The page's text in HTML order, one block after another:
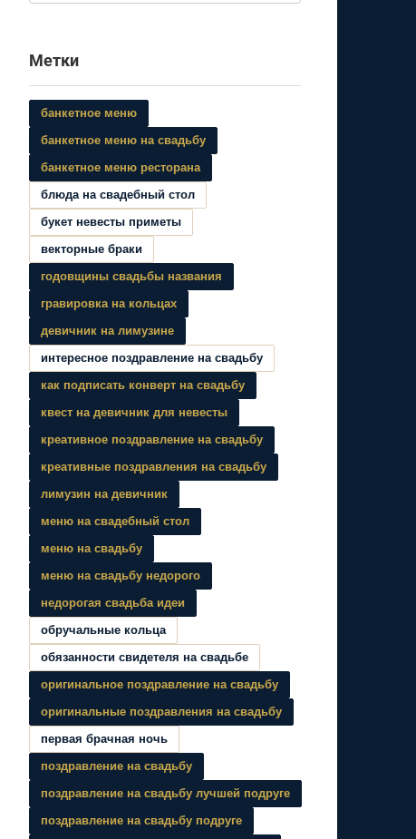
Метки
банкетное меню
банкетное меню на свадьбу
банкетное меню ресторана
блюда на свадебный стол
букет невесты приметы
векторные браки
годовщины свадьбы названия
гравировка на кольцах
девичник на лимузине
интересное поздравление на свадьбу
как подписать конверт на свадьбу
квест на девичник для невесты
креативное поздравление на свадьбу
креативные поздравления на свадьбу
лимузин на девичник
меню на свадебный стол
меню на свадьбу
меню на свадьбу недорого
недорогая свадьба идеи
обручальные кольца
обязанности свидетеля на свадьбе
оригинальное поздравление на свадьбу
оригинальные поздравления на свадьбу
первая брачная ночь
поздравление на свадьбу
поздравление на свадьбу лучшей подруге
поздравление на свадьбу подруге